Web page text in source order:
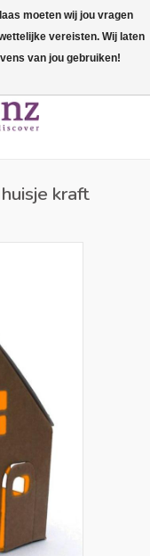
kraft
moeten wij jou vragen
vereisten. Wij laten
van jou gebruiken!